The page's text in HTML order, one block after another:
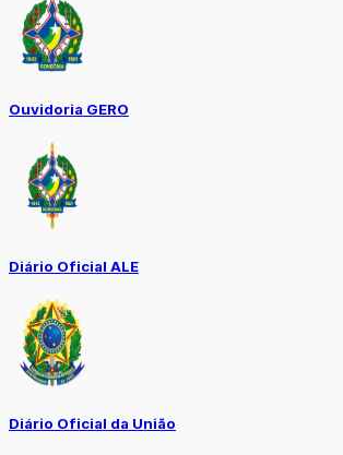
Ouvidoria GERO
Diário Oficial ALE
Diário Oficial da União